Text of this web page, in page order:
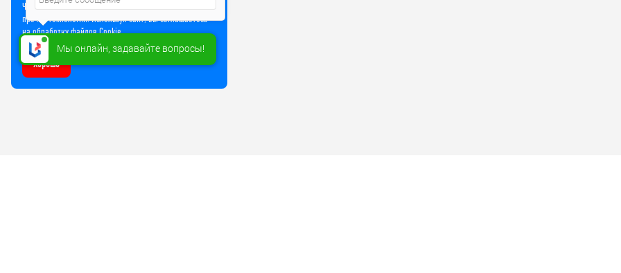
Чтобы улучшить работу сайта, мы используем Cookie и
прочие технологии. Используя сайт, вы соглашаетесь
на обработку файлов Cookie
Хорошо
Мы онлайн, задавайте вопросы!